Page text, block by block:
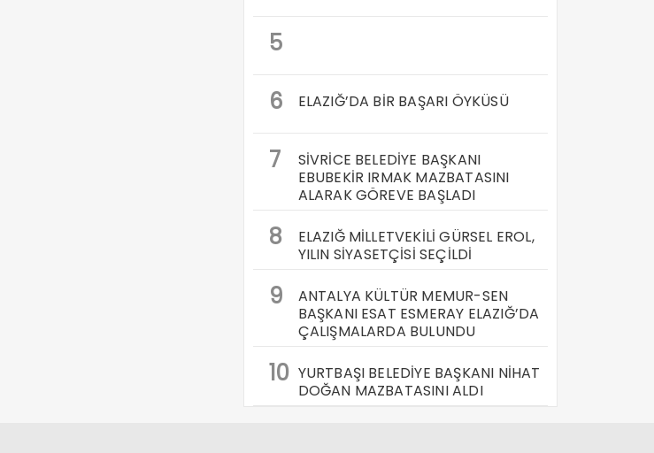
5
6
ELAZIĞ’DA BİR BAŞARI ÖYKÜSÜ
7
SİVRİCE BELEDİYE BAŞKANI
EBUBEKİR IRMAK MAZBATASINI
ALARAK GÖREVE BAŞLADI
8
ELAZIĞ MİLLETVEKİLİ GÜRSEL EROL,
YILIN SİYASETÇİSİ SEÇİLDİ
9
ANTALYA KÜLTÜR MEMUR-SEN
BAŞKANI ESAT ESMERAY ELAZIĞ’DA
ÇALIŞMALARDA BULUNDU
10 YURTBAŞI BELEDİYE BAŞKANI NİHAT
DOĞAN MAZBATASINI ALDI